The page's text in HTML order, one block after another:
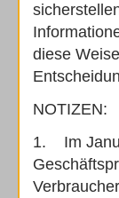
diese
NOTIZEN:
1. Im